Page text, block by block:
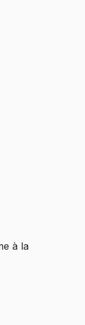
à la